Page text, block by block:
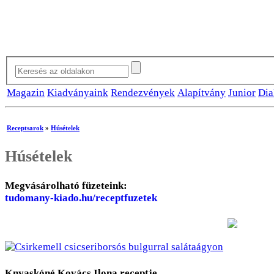
Magazin Kiadványaink Rendezvények Alapítvány Junior
Receptsarok » Húsételek
Húsételek
Megvásárolható füzeteink:
tudomany-kiado.hu/receptfuzetek